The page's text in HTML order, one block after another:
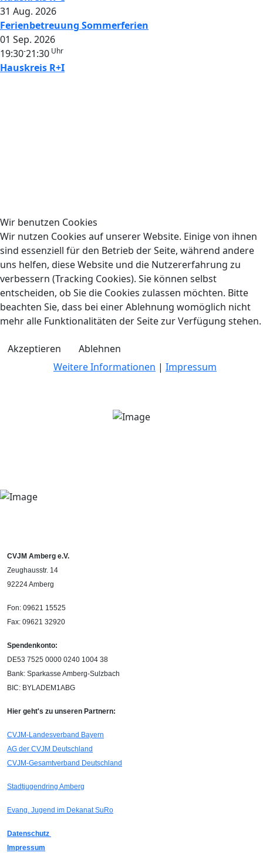
31 Aug. 2026
Ferienbetreuung Sommerferien
01 Sep. 2026
19:30-21:30 Uhr
Hauskreis R+I
CVJM Amberg e.V.
Zeughausstr. 14
92224 Amberg
Fon: 09621 15525
Fax: 09621 32920
Spendenkonto:
DE53 7525 0000 0240 1004 38
Bank: Sparkasse Amberg-Sulzbach
BIC: BYLADEM1ABG
Hier geht's zu unseren Partnern:
CVJM-Landesverband Bayern
AG der CVJM Deutschland
CVJM-Gesamtverband Deutschland
Stadtjugendring Amberg
Evang. Jugend im Dekanat SuRo
Datenschutz
Impressum
Wir benutzen Cookies
Wir nutzen Cookies auf unserer Website. Einige von ihnen
sind essenziell für den Betrieb der Seite, während andere
uns helfen, diese Website und die Nutzererfahrung zu
verbessern (Tracking Cookies). Sie können selbst
entscheiden, ob Sie die Cookies zulassen möchten. Bitte
beachten Sie, dass bei einer Ablehnung womöglich nicht
mehr alle Funktionalitäten der Seite zur Verfügung stehen.
Akzeptieren
Ablehnen
Weitere Informationen | Impressum